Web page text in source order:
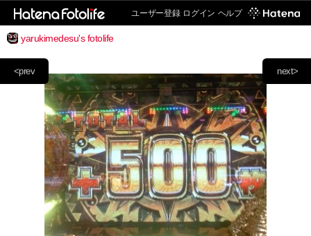
ユーザー登録 ログイン ヘルプ
yarukimedesu's fotolife
next>
<prev